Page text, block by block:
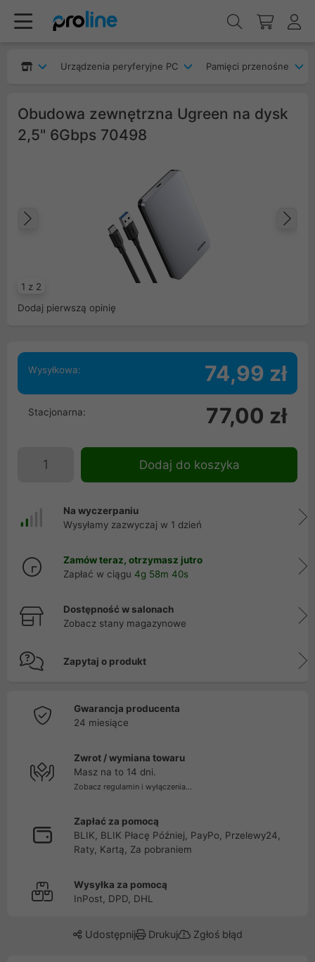
Urządzenia peryferyjne PC Pamięci przenośne
Obudowa zewnętrzna Ugreen na dysk
2,5" 6Gbps 70498
1 z 2
Poprzedni
Dodaj pierwszą opinię
Wysyłkowa: 74,99 zł
Stacjonarna: 77,00 zł
Dodaj do koszyka
Na wyczerpaniu
Wysyłamy zazwyczaj w 1 dzień
Zamów teraz, otrzymasz jutro
Zapłać w ciągu 4g 58m 39s
Dostępność w salonach
Zobacz stany magazynowe
Zapytaj o produkt
Gwarancja producenta
24 miesiące
Zwrot / wymiana towaru
Masz na to 14 dni.
Zobacz regulamin i wyłączenia...
Zapłać za pomocą
BLIK, BLIK Płacę Później, PayPo, Przelewy24,
Raty, Kartą, Za pobraniem
Wysyłka za pomocą
InPost, DPD, DHL
Udostępnij Drukuj Zgłoś błąd